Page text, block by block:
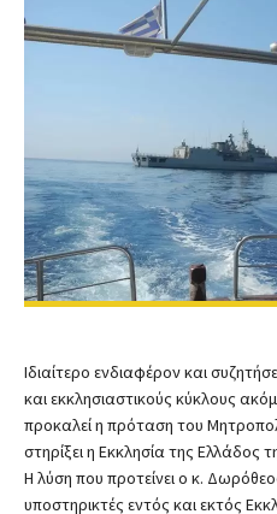
Ιδιαίτερο ενδιαφέρον και
και εκκλησιαστικούς κύκλους
προκαλεί η πρόταση του
στηρίξει η Εκκλησία της Ελλάδος
Η λύση που προτείνει ο κ.
υποστηρικτές εντός και εκτός